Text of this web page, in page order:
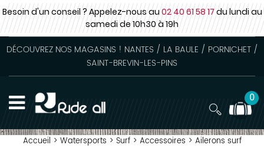
Besoin d'un conseil ? Appelez-nous au02 40 61 58 17du lundi au
samedide 10h30 à 19h
DÉCOUVREZ NOS MAGASINS ! NANTES / LA BAULE / PORNICHET /
SAINT-BREVIN-LES-PINS
0
Accueil > Watersports > Surf > Accessoires > Ailerons surf